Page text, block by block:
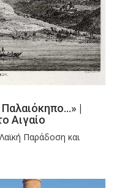
|
Αιγαίο
Παράδοση και